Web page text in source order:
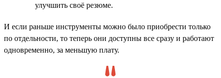
улучшить своё резюме.
И если раньше инструменты можно было приобрести только
по отдельности, то теперь они доступны все сразу и работают
одновременно, за меньшую плату.